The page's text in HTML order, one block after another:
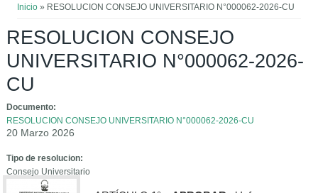
Inicio » RESOLUCION CONSEJO UNIVERSITARIO N°000062-2026-CU
RESOLUCION CONSEJO
UNIVERSITARIO N°000062-2026-
CU
Documento:
RESOLUCION CONSEJO UNIVERSITARIO N°000062-2026-CU
20 Marzo 2026
Tipo de resolucion:
Consejo Universitario